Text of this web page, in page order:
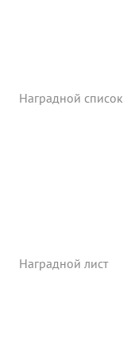
Наградной список
Наградной лист